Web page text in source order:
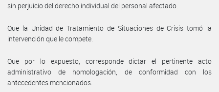
sin perjuicio del derecho individual del personal afectado.
Que la Unidad de Tratamiento de Situaciones de Crisis tomó la
intervención que le compete.
Que por lo expuesto, corresponde dictar el pertinente acto
administrativo de homologación, de conformidad con los
antecedentes mencionados.